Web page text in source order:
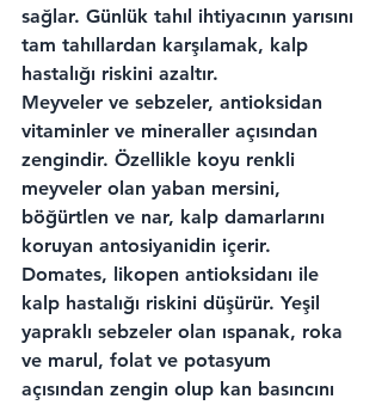
sağlar. Günlük tahıl ihtiyacının yarısını
tam tahıllardan karşılamak, kalp
hastalığı riskini azaltır.
Meyveler ve sebzeler, antioksidan
vitaminler ve mineraller açısından
zengindir. Özellikle koyu renkli
meyveler olan yaban mersini,
böğürtlen ve nar, kalp damarlarını
koruyan antosiyanidin içerir.
Domates, likopen antioksidanı ile
kalp hastalığı riskini düşürür. Yeşil
yapraklı sebzeler olan ıspanak, roka
ve marul, folat ve potasyum
açısından zengin olup kan basıncını